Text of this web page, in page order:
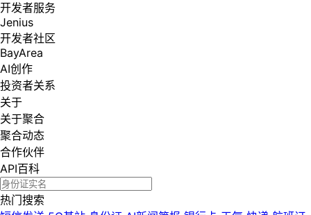
开发者服务
Jenius
开发者社区
BayArea
AI创作
投资者关系
关于
关于聚合
聚合动态
合作伙伴
API百科
热门搜索